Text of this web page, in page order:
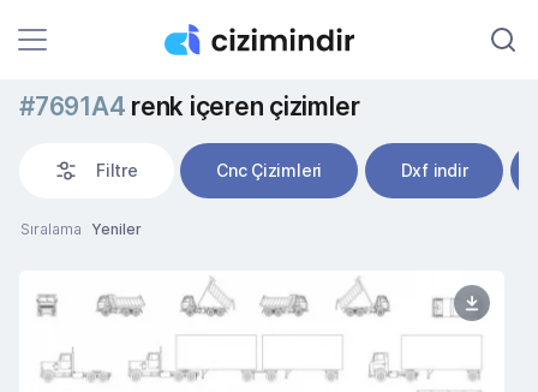
#7691A4 renk içeren çizimler
Filtre Cnc Çizimleri Dxf indir
Sıralama Yeniler